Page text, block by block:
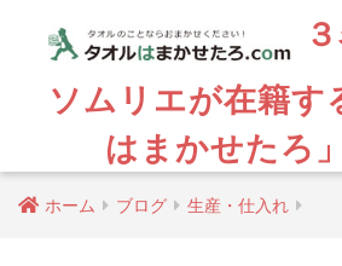
ソムリエが在籍す
はまかせたろ
ホーム ブログ 生産・仕入れ